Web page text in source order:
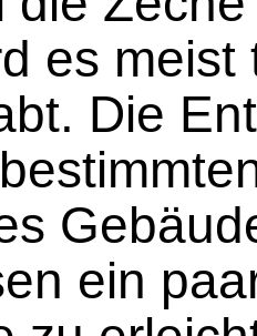
es meist
Die
ein